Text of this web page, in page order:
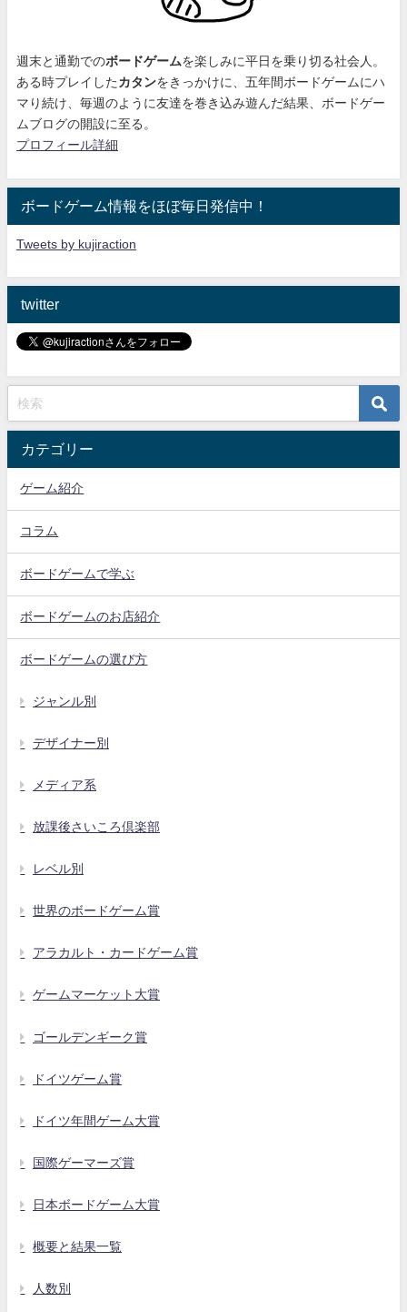
週末と通勤でのボードゲームを楽しみに平日を乗り切る社会人。
ある時プレイした カタンをきっかけに、 五年間ボードゲームにハ
マり続け 、毎週のように友達を巻き込み遊んだ結果、ボードゲー
ムブログの開設に至る。
プロフィール詳細
ボードゲーム情報をほぼ毎日発信中！
Tweets by kujiraction
twitter
カテゴリー
ゲーム紹介
コラム
ボードゲームで学ぶ
ボードゲームのお店紹介
ボードゲームの選び方
ジャンル別
デザイナー別
メディア系
放課後さいころ倶楽部
レベル別
世界のボードゲーム賞
アラカルト・カードゲーム賞
ゲームマーケット大賞
ゴールデンギーク賞
ドイツゲーム賞
ドイツ年間ゲーム大賞
国際ゲーマーズ賞
日本ボードゲーム大賞
概要と結果一覧
人数別